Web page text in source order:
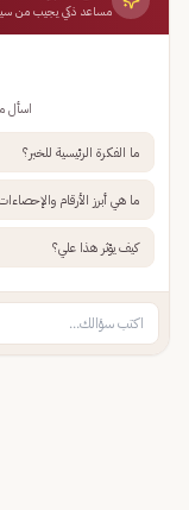
مساعد ذكي يجيب من
اسأل
ما الفكرة الرئيسية للخبر؟
ما هي أبرز الأرقام
كيف يؤثر هذا علي؟